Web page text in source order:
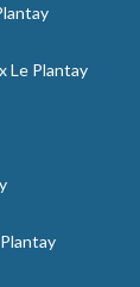
Le Plantay